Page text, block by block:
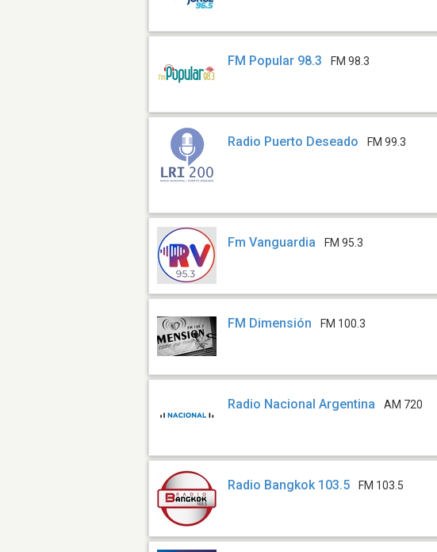
FM Popular 98.3 FM 98.3
Radio Puerto Deseado FM 99.3
Fm Vanguardia FM 95.3
FM Dimensión FM 100.3
Radio Nacional Argentina AM 720
Radio Bangkok 103.5 FM 103.5